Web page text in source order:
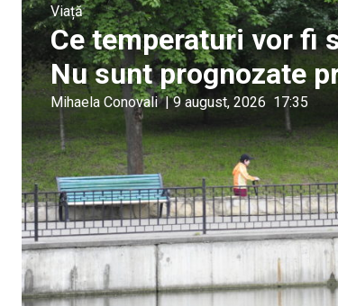
Viață
Ce temperaturi vor fi
Nu sunt prognozate
Mihaela Conovali | 9 august, 2026 17:35